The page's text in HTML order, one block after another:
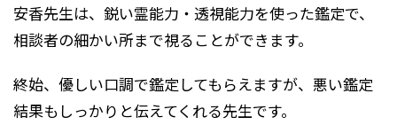
安香先生は、鋭い霊能力・透視能力を使った鑑定で、
相談者の細かい所まで視ることができます。
終始、優しい口調で鑑定してもらえますが、悪い鑑定
結果もしっかりと伝えてくれる先生です。